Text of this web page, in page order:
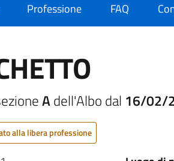
Professione FAQ
Adell'Albo dal 16/02/
alla libera professione